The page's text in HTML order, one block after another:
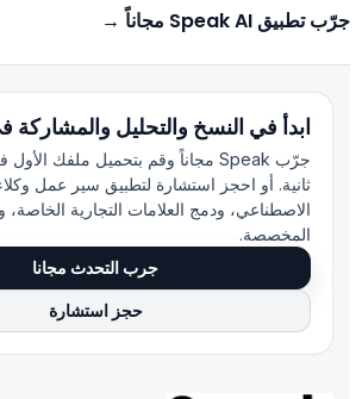
جرّب تطبيق Speak AI مجاناً →
ابدأ في النسخ والتحليل والمشاركة
ثانية. أو احجز استشارة لتطبيق سير عمل
الاصطناعي، ودمج العلامات التجارية الخاصة،
المخصصة.
جرب التحدث مجانا
حجز استشارة